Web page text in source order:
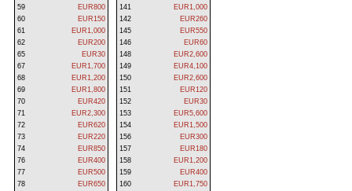
59
EUR800
60
EUR150
61
EUR1,000
62
EUR200
65
EUR30
67
EUR1,700
68
EUR1,200
69
EUR1,800
70
EUR420
71
EUR2,300
72
EUR620
73
EUR220
74
EUR850
76
EUR400
77
EUR500
78
EUR650
141
EUR1,000
142
EUR260
145
EUR550
146
EUR60
148
EUR2,600
149
EUR4,100
150
EUR2,600
151
EUR120
152
EUR30
153
EUR5,600
154
EUR1,500
156
EUR300
157
EUR180
158
EUR1,200
159
EUR400
160
EUR1,750